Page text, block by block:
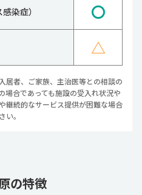
染症） 〇
△
居者、ご家族、主治医等との相談の
合であっても施設の受入れ状況や
継続的なサービス提供が困難な場合
。
の特徴